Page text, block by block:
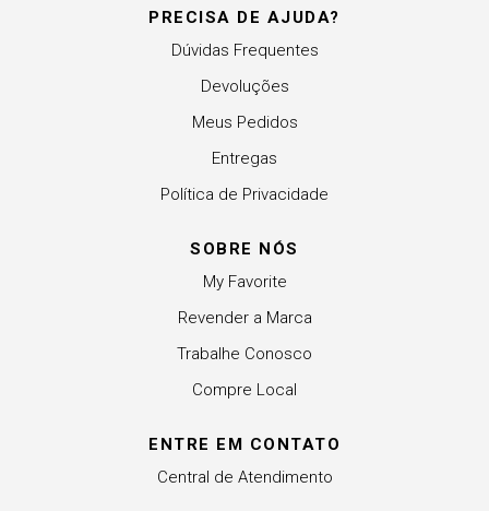
PRECISA DE AJUDA?
Dúvidas Frequentes
Devoluções
Meus Pedidos
Entregas
Política de Privacidade
SOBRE NÓS
My Favorite
Revender a Marca
Trabalhe Conosco
Compre Local
ENTRE EM CONTATO
Central de Atendimento